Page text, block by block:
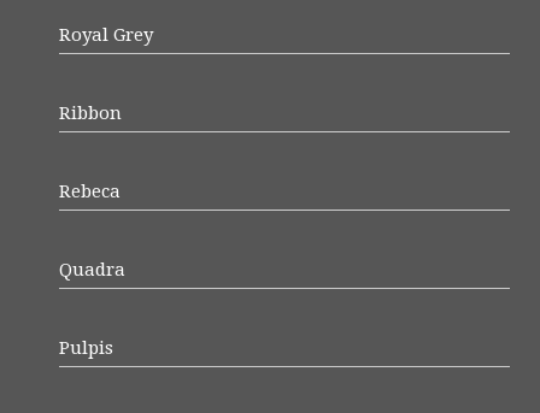
Royal Grey
Ribbon
Rebeca
Quadra
Pulpis